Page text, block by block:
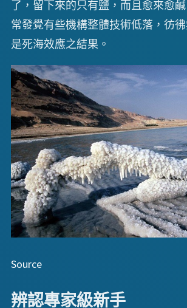
了，留下來的只有鹽，而且愈來愈
常發覺有些機構整體技術低落，彷
是死海效應之結果。
Source
辨認專家級新手